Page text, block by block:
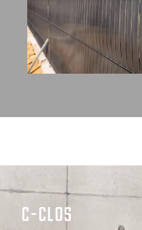
C-CLOS